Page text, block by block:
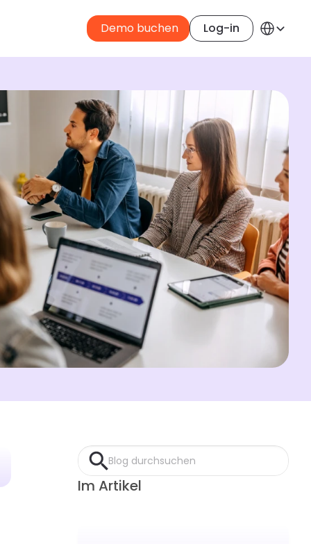
Demo buchen Log-in
Blog durchsuchen
Im Artikel